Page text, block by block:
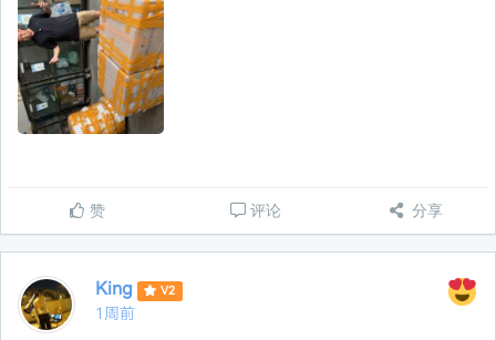
赞 评论 分享
King V2
1周前